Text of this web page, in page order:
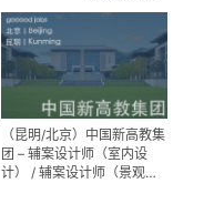
（昆明/北京）中国新高教集
团 – 辅案设计师（室内设
计） / 辅案设计师（景观设